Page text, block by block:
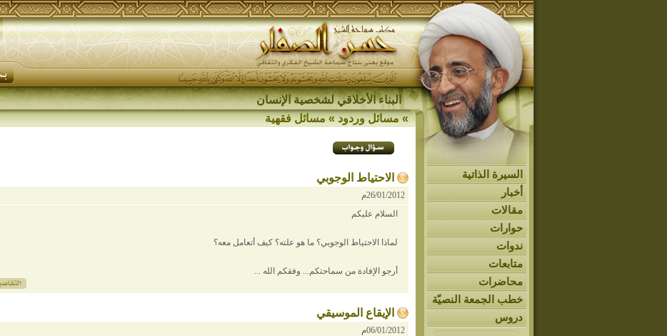
البناء الأخلاقي لشخصية الإنسان
السيرة الذاتية
أخبار
مقالات
حوارات
ندوات
متابعات
محاضرات
خطب الجمعة النصيّة
دروس
»مسائل وردود»مسائل فقهية
الاحتياط الوجوبي
26/01/2012م
السلام عليكم
لماذا الاحتياط الوجوبي؟ ما هو علته؟ كيف أتعامل معه؟
أرجو الإفادة من سماحتكم... وفقكم الله ...
الإيقاع الموسيقي
06/01/2012م